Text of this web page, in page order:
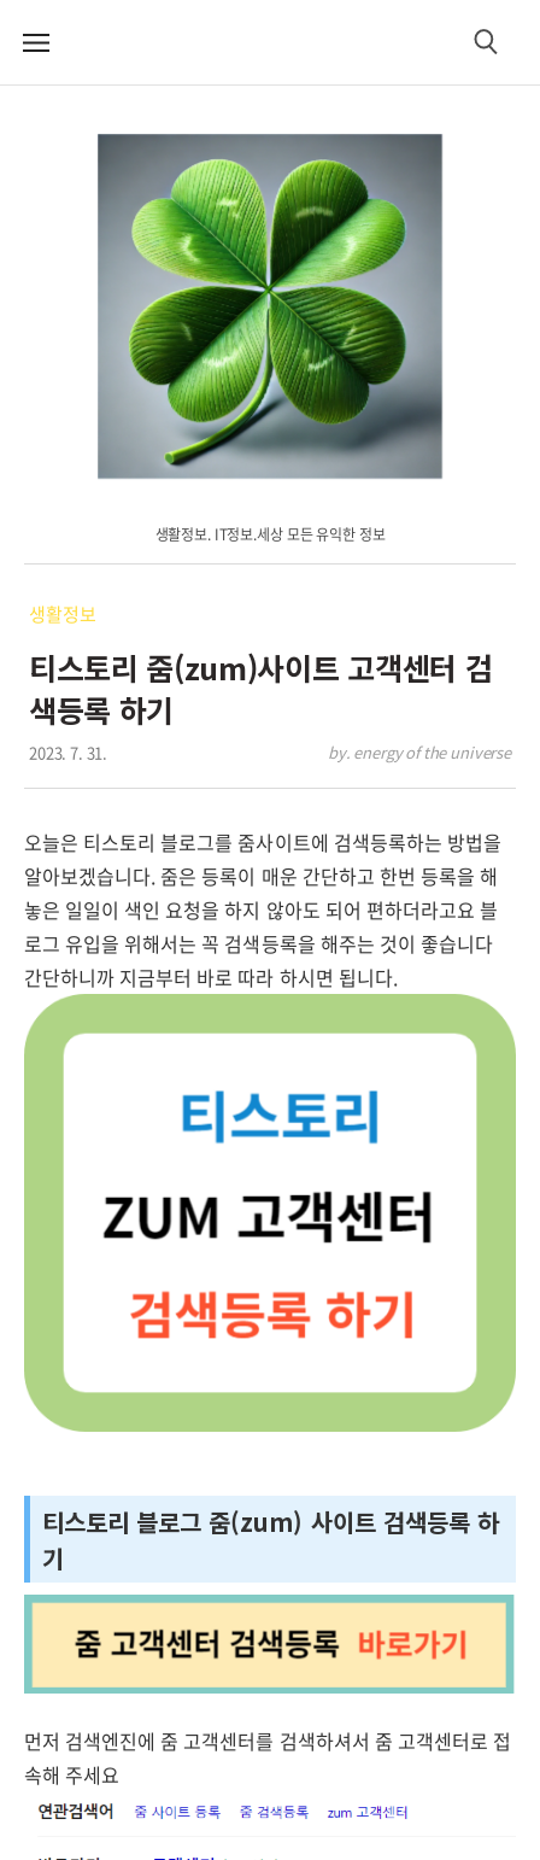
메
검
생활정보. IT정보.세상 모든 유익한 정보
생활정보
티스토리 줌(zum)사이트 고객센터 검
색등록 하기
2023. 7. 31. by. energy of the universe
오늘은 티스토리 블로그를 줌사이트에 검색등록하는 방법을
알아보겠습니다. 줌은 등록이 매운 간단하고 한번 등록을 해
놓은 일일이 색인 요청을 하지 않아도 되어 편하더라고요 블
로그 유입을 위해서는 꼭 검색등록을 해주는 것이 좋습니다
간단하니까 지금부터 바로 따라 하시면 됩니다.
티스토리 블로그 줌(zum) 사이트 검색등록 하
기
먼저 검색엔진에 줌 고객센터를 검색하셔서 줌 고객센터로 접
속해 주세요